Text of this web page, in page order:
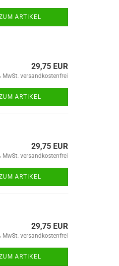
ARTIKEL
29,75 EUR
MwSt. versandkostenfrei
ARTIKEL
29,75 EUR
MwSt. versandkostenfrei
ARTIKEL
29,75 EUR
MwSt. versandkostenfrei
ARTIKEL